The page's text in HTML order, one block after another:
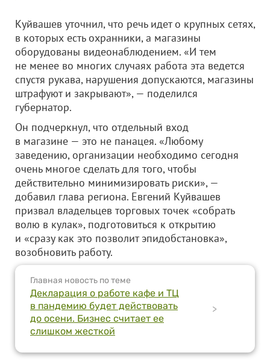
Куйвашев уточнил, что речь идет о крупных сетях,
в которых есть охранники, а магазины
оборудованы видеонаблюдением. «И тем
не менее во многих случаях работа эта ведется
спустя рукава, нарушения допускаются, магазины
штрафуют и закрывают», — поделился
губернатор.
Он подчеркнул, что отдельный вход
в магазине — это не панацея. «Любому
заведению, организации необходимо сегодня
очень многое сделать для того, чтобы
действительно минимизировать риски», —
добавил глава региона. Евгений Куйвашев
призвал владельцев торговых точек «собрать
волю в кулак», подготовиться к открытию
и «сразу как это позволит эпидобстановка»,
возобновить работу.
Главная новость по теме
Декларация о работе кафе и ТЦ
в пандемию будет действовать
до осени. Бизнес считает ее
слишком жесткой
>